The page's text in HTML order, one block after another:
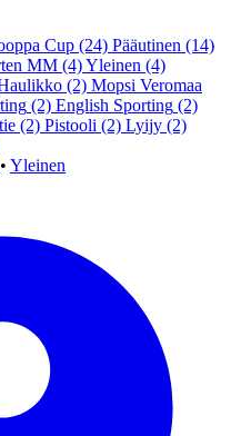
Cup (24) Pääutinen (14)
MM (4)Yleinen (4)
(2) Mopsi Veromaa
(2) English Sporting (2)
(2) Pistooli (2) Lyijy (2)
• Yleinen